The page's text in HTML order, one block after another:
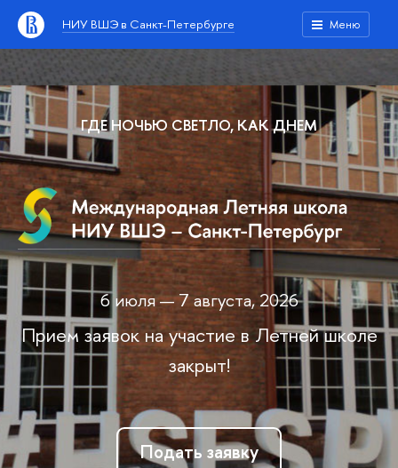
НИУ ВШЭ в Санкт-Петербурге Меню
ГДЕ НОЧЬЮ СВЕТЛО, КАК ДНЕМ
6 июля — 7 августа, 2026
Прием заявок на участие в Летней школе
закрыт!
Подать заявку